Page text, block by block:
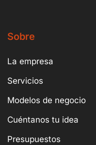
Sobre
La empresa
Servicios
Modelos de negocio
Cuéntanos tu idea
Presupuestos